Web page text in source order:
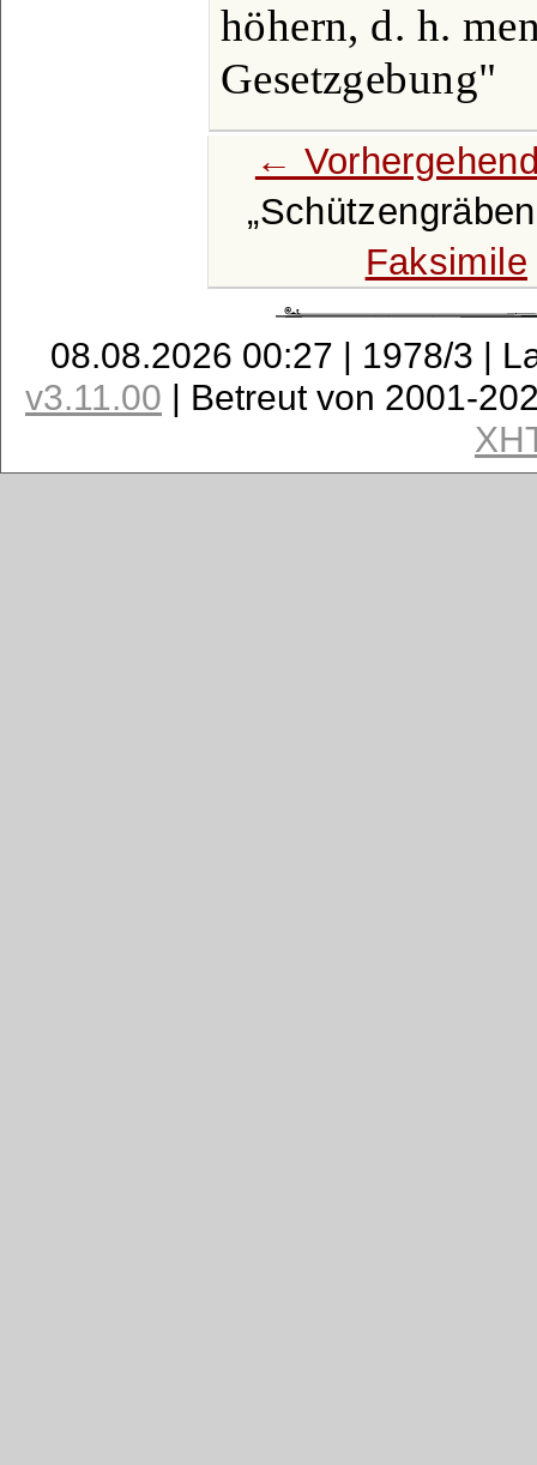
höhern, d. h.
Gesetzgebung"
←
Schützengräben
Faksimile
08.08.2026 00:27 | 1978/3 |
v3.11.00 | Betreut von 2001-